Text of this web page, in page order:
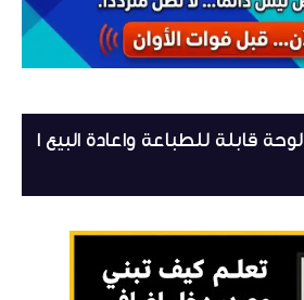
اكثر من 12000 لوحة قابلة للطباعة واعادة البيع ا